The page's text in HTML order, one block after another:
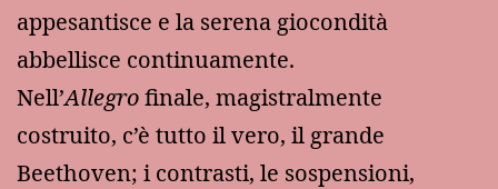
appesantisce e la serena giocondità
abbellisce continuamente.
Nell’Allegrofinale, magistralmente
costruito, c’è tutto il vero, il grande
Beethoven; i contrasti, le sospensioni,